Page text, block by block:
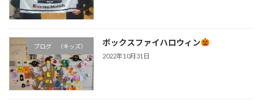
ブログ （キッズ） ボックスファイハロウィン
2022年10月31日